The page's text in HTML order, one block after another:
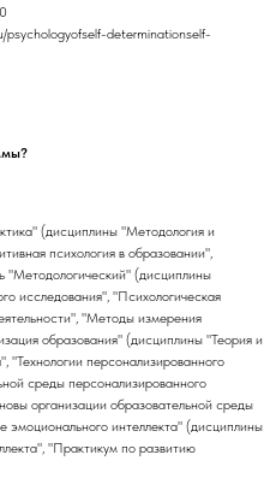
psychologyofself-determinationself-
(дисциплины "Методология и
психология в образовании",
"Методологический" (дисциплины
исследования", "Психологическая
"Методы измерения
образования" (дисциплины "Теория и
"Технологии персонализированного
среды персонализированного
организации образовательной среды
эмоционального интеллекта" (дисциплины
"Практикум по развитию